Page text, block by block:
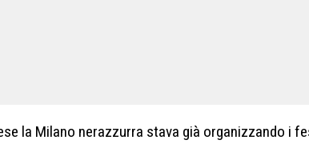
la Milano nerazzurra stava già organizzando i